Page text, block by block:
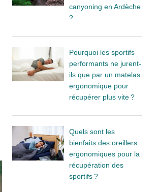
canyoning en Ardèche
?
Pourquoi les sportifs
performants ne jurent-
ils que par un matelas
ergonomique pour
récupérer plus vite ?
Quels sont les
bienfaits des oreillers
ergonomiques pour la
récupération des
sportifs ?